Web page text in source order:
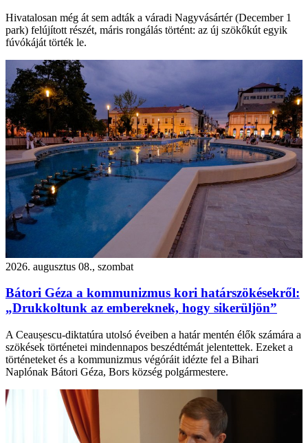
Hivatalosan még át sem adták a váradi Nagyvásártér (December 1
park) felújított részét, máris rongálás történt: az új szökőkút egyik
fúvókáját törték le.
2026. augusztus 08., szombat
Bátori Géza a kommunizmus kori határszökésekről:
„Drukkoltunk az embereknek, hogy sikerüljön”
A Ceaușescu-diktatúra utolsó éveiben a határ mentén élők számára a
szökések történetei mindennapos beszédtémát jelentettek. Ezeket a
történeteket és a kommunizmus végóráit idézte fel a Bihari
Naplónak Bátori Géza, Bors község polgármestere.